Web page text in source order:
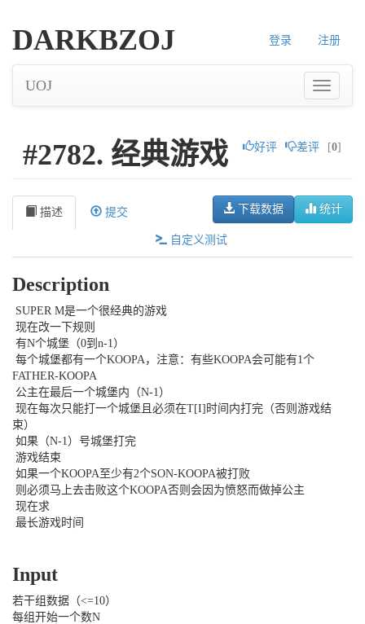
登录 注册
DARKBZOJ
UOJ
好评 差评 [0]
#2782. 经典游戏
统计
下载数据
描述 提交
自定义测试
Description
SUPER M是一个很经典的游戏
现在改一下规则
有N个城堡（0到n-1）
每个城堡都有一个KOOPA，注意：有些KOOPA会可能有1个
FATHER-KOOPA
公主在最后一个城堡内（N-1）
现在每次只能打一个城堡且必须在T[I]时间内打完（否则游戏结
束）
如果（N-1）号城堡打完
游戏结束
如果一个KOOPA至少有2个SON-KOOPA被打败
则必须马上去击败这个KOOPA否则会因为愤怒而做掉公主
现在求
最长游戏时间
Input
若干组数据（<=10）
每组开始一个数N